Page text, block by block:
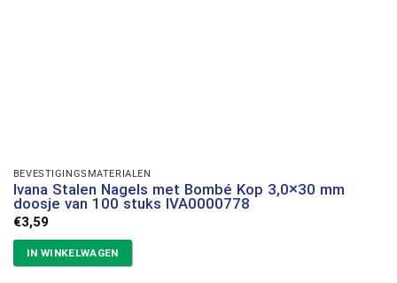
BEVESTIGINGSMATERIALEN
Ivana Stalen Nagels met Bombé Kop 3,0×30 mm
doosje van 100 stuks IVA0000778
€3,59
IN WINKELWAGEN